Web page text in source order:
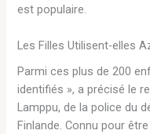
est populaire.
Les Filles Utilisent-elles
Parmi ces plus de 200
identifiés », a précisé le
Lamppu, de la police du
Finlande. Connu pour